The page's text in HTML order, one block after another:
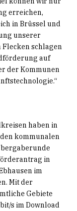
erreichen,
in Brüssel und
unserer
schlagen
auf
der Kommunen
haben in
kommunalen
in
im
Mit der
Gebiete
s im Download